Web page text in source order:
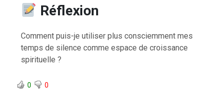
Réflexion
Comment puis-je utiliser plus consciemment mes
temps de silence comme espace de croissance
spirituelle ?
0 0